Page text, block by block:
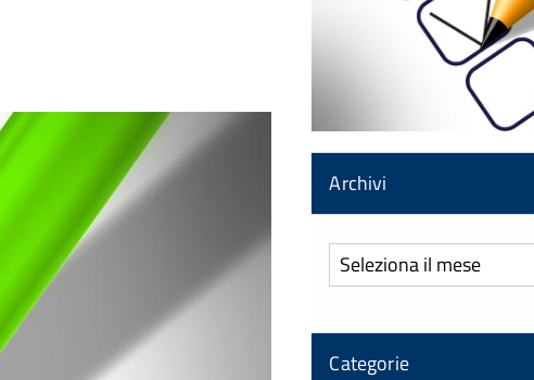
Archivi
Archivi
Categorie